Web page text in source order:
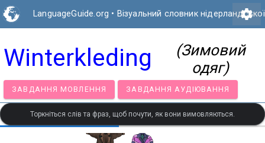
LanguageGuide.org • Візуальний словник settings
Winterkleding
(Зимовий
одяг)
ЗАВДАННЯ МОВЛЕННЯ ЗАВДАННЯ АУДІЮВАННЯ
Торкніться слів та фраз, щоб почути, як вони вимовляються.